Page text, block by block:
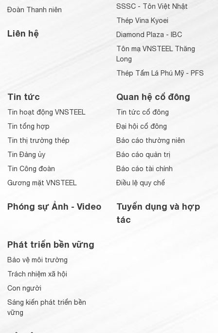
Đoàn Thanh niên
Liên hệ
SSSC - Tôn Việt Nhật
Thép Vina Kyoei
Diamond Plaza - IBC
Tôn mạ VNSTEEL Thăng
Long
Thép Tấm Lá Phú Mỹ - PFS
Tin tức
Tin hoạt động VNSTEEL
Tin tổng hợp
Tin thị trường thép
Tin Đảng ủy
Tin Công đoàn
Gương mặt VNSTEEL
Phóng sự Ảnh - Video
Quan hệ cổ đông
Tin tức cổ đông
Đại hội cổ đông
Báo cáo thường niên
Báo cáo quản trị
Báo cáo tài chính
Điều lệ quy chế
Tuyển dụng và hợp
tác
Phát triển bền vững
Bảo vệ môi trường
Trách nhiệm xã hội
Con người
Sáng kiến phát triển bền
vững